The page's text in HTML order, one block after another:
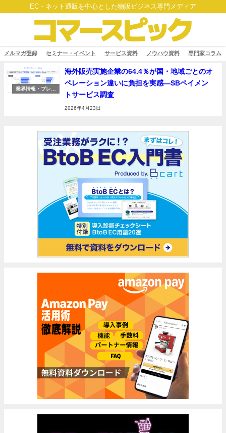
EC・ネット通販を中心とした物販ビジネス専門メディア
メルマガ登録 セミナー・イベント サービス資料 ノウハウ資料 専門家コラム
業界情報・プレス
海外販売実施企業の64.4％が国・地域ごとのオ
ペレーション違いに負担を実感―SBペイメン
トサービス調査
2026年4月23日